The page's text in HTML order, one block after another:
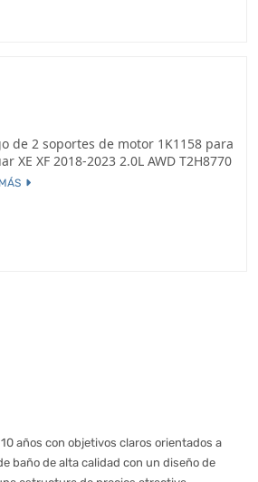
de 2 soportes de motor 1K1158 para
XE XF 2018-2023 2.0L AWD T2H8770
años con objetivos claros orientados a
baño de alta calidad con un diseño de